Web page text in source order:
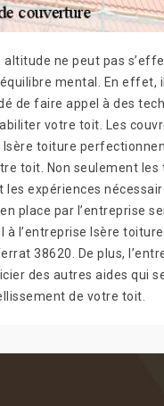
altitude ne peut pas
mental. En effet,
de faire appel à des
votre toit. Les
Isère toiture
toit. Non seulement les
les expériences
place par l’entreprise
à l’entreprise Isère
38620. De plus,
des autres aides qui
de votre toit.